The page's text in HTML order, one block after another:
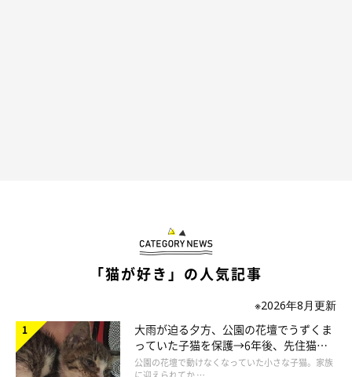
「猫が好き」の人気記事
※2026年8月更新
大雨が迫る夕方、公園の花壇でうずくま
っていた子猫を保護→6年後、先住猫
と“姉妹”のような関係に
公園の花壇で動けなくなっていた小さな子猫。家族